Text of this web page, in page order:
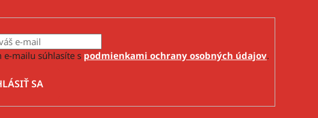
e-mailu súhlasíte s podmienkami ochrany osobných údajov.
SA